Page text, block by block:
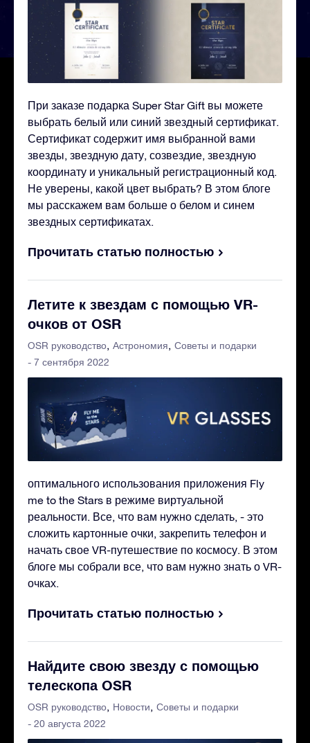
При заказе подарка Super Star Gift вы можете
выбрать белый или синий звездный сертификат.
Сертификат содержит имя выбранной вами
звезды, звездную дату, созвездие, звездную
координату и уникальный регистрационный код.
Не уверены, какой цвет выбрать? В этом блоге
мы расскажем вам больше о белом и синем
звездных сертификатах.
Прочитать статью полностью
Летите к звездам с помощью VR-
очков от OSR
OSR руководство Астрономия
Советы и подарки
- 7 сентября 2022
оптимального использования приложения Fly
me to the Stars в режиме виртуальной
реальности. Все, что вам нужно сделать, - это
сложить картонные очки, закрепить телефон и
начать свое VR-путешествие по космосу. В этом
блоге мы собрали все, что вам нужно знать о VR-
очках.
Прочитать статью полностью
Найдите свою звезду с помощью
телескопа OSR
OSR руководство Новости
Советы и подарки
- 20 августа 2022